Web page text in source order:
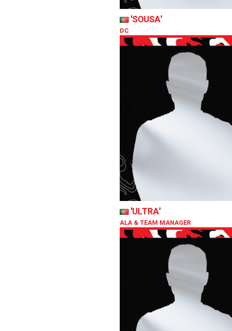
'SOUSA'
DC
'ULTRA'
ALA & TEAM MANAGER